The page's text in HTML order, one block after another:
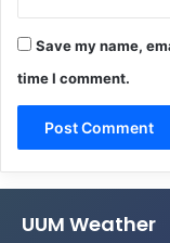
Save my name,
time I comment.
UUM Weather